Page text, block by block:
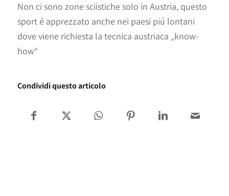
Non ci sono zone sciistiche solo in Austria, questo
sport é apprezzato anche nei paesi piú lontani
dove viene richiesta la tecnica austriaca „know-
how“
Condividi questo articolo